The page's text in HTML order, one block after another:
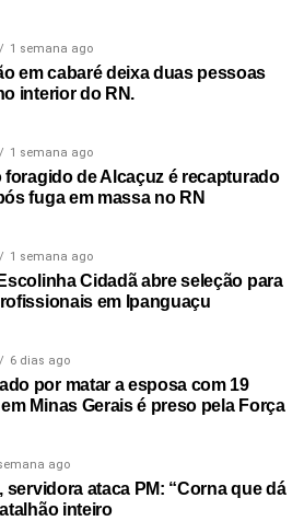
1 semana ago
em cabaré deixa duas pessoas
interior do RN.
1 semana ago
foragido de Alcaçuz é recapturado
fuga em massa no RN
1 semana ago
Cidadã abre seleção para
em Ipanguaçu
6 dias ago
por matar a esposa com 19
Minas Gerais é preso pela Força
ago
servidora ataca PM: “Corna que dá
inteiro